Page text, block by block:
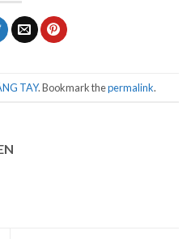
TAY. Bookmark thepermalink.